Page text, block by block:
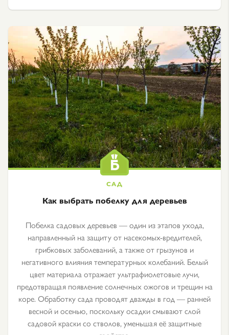
Как выбрать побелку для деревьев
Побелка садовых деревьев — один из этапов ухода,
направленный на защиту от насекомых-вредителей,
грибковых заболеваний, а также от грызунов и
негативного влияния температурных колебаний. Белый
цвет материала отражает ультрафиолетовые лучи,
предотвращая появление солнечных ожогов и трещин на
коре. Обработку сада проводят дважды в год — ранней
весной и осенью, поскольку осадки смывают слой
садовой краски со стволов, уменьшая её защитные